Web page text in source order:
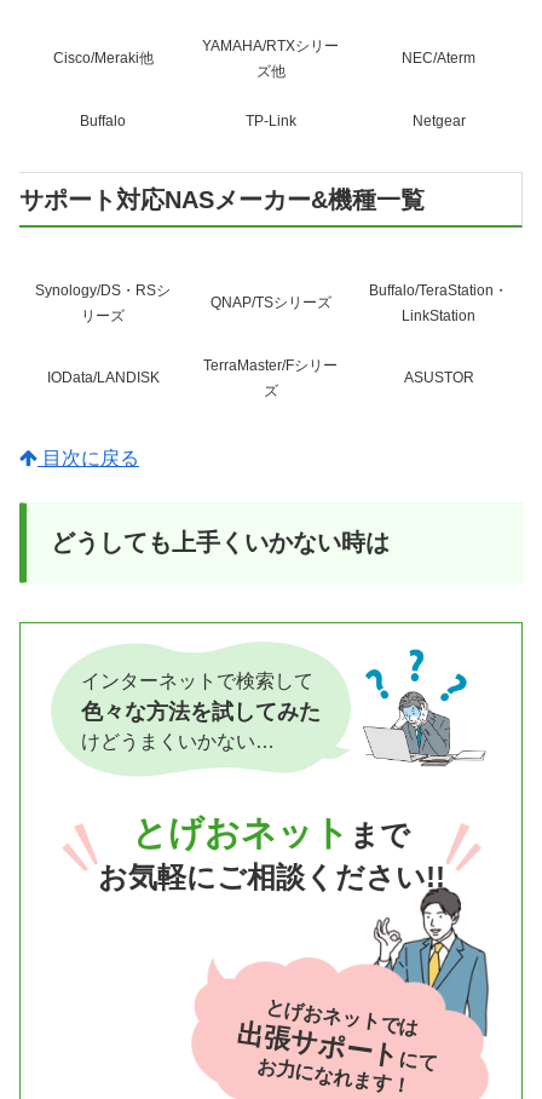
Cisco/Meraki他
YAMAHA/RTXシリー
ズ他
NEC/Aterm
Buffalo TP-Link Netgear
サポート対応NASメーカー&機種一覧
Synology/DS・RSシ
リーズ
QNAP/TSシリーズ
Buffalo/TeraStation・
LinkStation
IOData/LANDISK
TerraMaster/Fシリー
ズ
ASUSTOR
目次に戻る
どうしても上手くいかない時は
インターネットで検索して
色々な方法を試してみた
けどうまくいかない…
とげおネット まで
お気軽にご相談ください!!
とげおネットでは
出張サポートにて
お力になれます！